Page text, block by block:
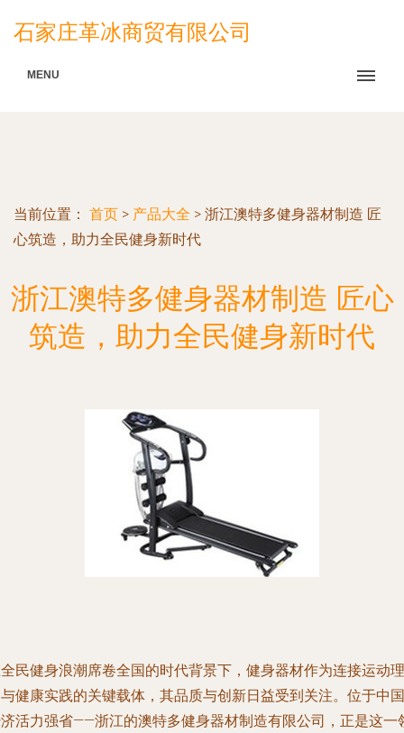
石家庄革冰商贸有限公司
MENU
当前位置： 首页 > 产品大全 > 浙江澳特多健身器材制造 匠
心筑造，助力全民健身新时代
浙江澳特多健身器材制造 匠心
筑造，助力全民健身新时代
民健身浪潮席卷全国的时代背景下，健身器材作为连接运动理
健康实践的关键载体，其品质与创新日益受到关注。位于中国
活力强省——浙江的澳特多健身器材制造有限公司，正是这一